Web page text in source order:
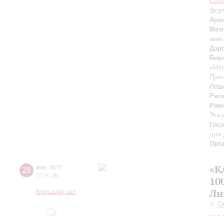
для
28 мая 2023
20:00 Вс
Большой зал